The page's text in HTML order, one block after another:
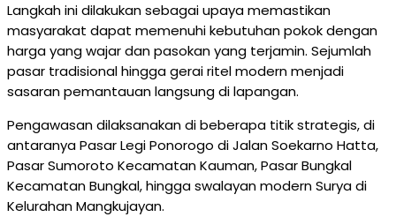
Langkah ini dilakukan sebagai upaya memastikan
masyarakat dapat memenuhi kebutuhan pokok dengan
harga yang wajar dan pasokan yang terjamin. Sejumlah
pasar tradisional hingga gerai ritel modern menjadi
sasaran pemantauan langsung di lapangan.
Pengawasan dilaksanakan di beberapa titik strategis, di
antaranya Pasar Legi Ponorogo di Jalan Soekarno Hatta,
Pasar Sumoroto Kecamatan Kauman, Pasar Bungkal
Kecamatan Bungkal, hingga swalayan modern Surya di
Kelurahan Mangkujayan.